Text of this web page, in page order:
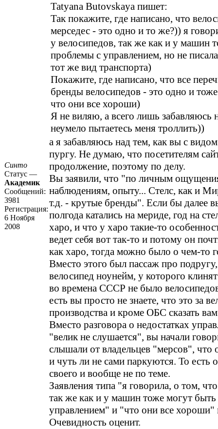
Синто
Статус —
Академик
Сообщений:
3981
Регистрация:
6 Ноября
2008
Tatyana Butovskaya пишет:
Так покажите, где написано, что
мерседес - это одно и то же?)) я
у велосипедов, так же как и у машин
проблемы с управлением, но не
тот же вид транспорта)
Покажите, где написано, что все
бренды велосипедов - это одно и
что они все хороши)
Я не виляю, а всего лишь забавляюсь
неумело пытаетесь меня троллить))
а я забавляюсь над тем, как вы с видом
пургу. Не думаю, что посетителям
продолжение, поэтому по делу.
Вы заявили, что "по личным
наблюдениям, опыту... Стелс, как и
т.д. - крутые бренды". Если бы далее
полгода катались на мериде, год на
харо, и что у харо такие-то
ведет себя вот так-то и потому он
как харо, тогда можно было о чем-то
Вместо этого был пассаж про
велосипед ноунейм, у которого
во времена СССР не было
есть вы просто не знаете, что это за
производства и кроме ОБС сказать
Вместо разговора о недостатках
"велик не слушается", вы начали
слышали от владельцев "мерсов", что
и чуть ли не сами паркуются. То есть
своего и вообще не по теме.
Заявления типа "я говорила, о том,
так же как и у машин тоже могут
управлением" и "что они все хороши"
Очевидность оценит.